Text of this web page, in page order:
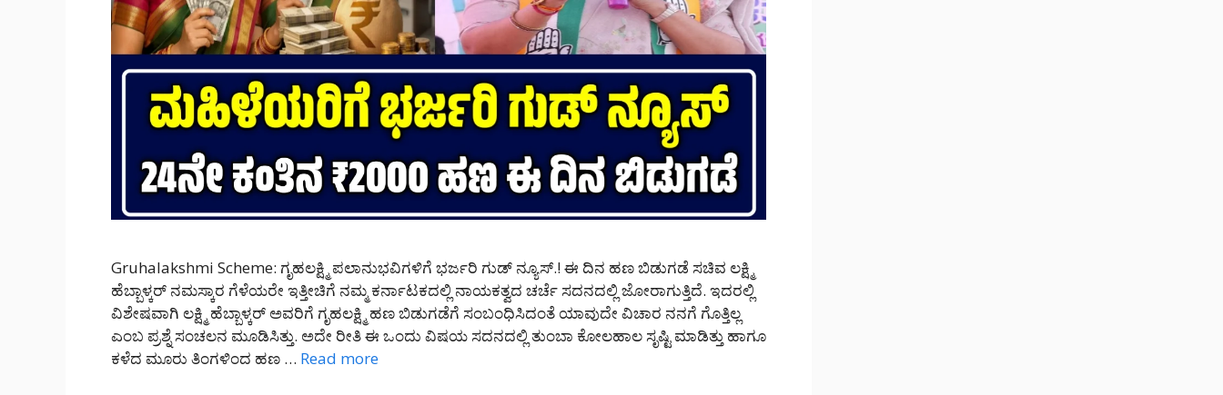
Gruhalakshmi Scheme: ಗೃಹಲಕ್ಷ್ಮಿ ಪಲಾನುಭವಿಗಳಿಗೆ ಭರ್ಜರಿ ಗುಡ್ ನ್ಯೂಸ್.! ಈ ದಿನ ಹಣ ಬಿಡುಗಡೆ ಸಚಿವ ಲಕ್ಷ್ಮಿ
ಹೆಬ್ಬಾಳ್ಕರ್ ನಮಸ್ಕಾರ ಗೆಳೆಯರೇ ಇತ್ತೀಚಿಗೆ ನಮ್ಮ ಕರ್ನಾಟಕದಲ್ಲಿ ನಾಯಕತ್ವದ ಚರ್ಚೆ ಸದನದಲ್ಲಿ ಜೋರಾಗುತ್ತಿದೆ. ಇದರಲ್ಲಿ
ವಿಶೇಷವಾಗಿ ಲಕ್ಷ್ಮಿ ಹೆಬ್ಬಾಳ್ಕರ್ ಅವರಿಗೆ ಗೃಹಲಕ್ಷ್ಮಿ ಹಣ ಬಿಡುಗಡೆಗೆ ಸಂಬಂಧಿಸಿದಂತೆ ಯಾವುದೇ ವಿಚಾರ ನನಗೆ ಗೊತ್ತಿಲ್ಲ
ಎಂಬ ಪ್ರಶ್ನೆ ಸಂಚಲನ ಮೂಡಿಸಿತ್ತು. ಅದೇ ರೀತಿ ಈ ಒಂದು ವಿಷಯ ಸದನದಲ್ಲಿ ತುಂಬಾ ಕೋಲಹಾಲ ಸೃಷ್ಟಿ ಮಾಡಿತ್ತು ಹಾಗೂ
ಕಳೆದ ಮೂರು ತಿಂಗಳಿಂದ ಹಣ … Read more